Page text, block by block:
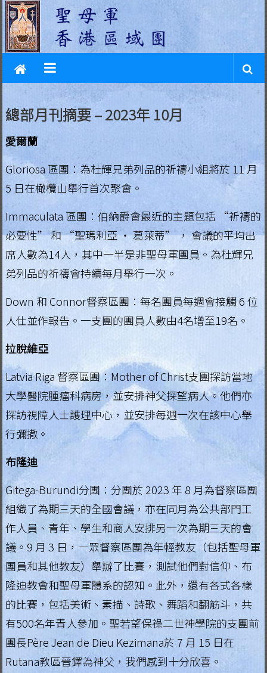
Skip
to
content
L
e
g
i
o
n
o
f
M
a
r
y
H
o
n
g
K
o
n
g
R
e
g
i
a
L
e
g
i
總部月刊摘要 – 2023年 10月
愛爾蘭
Gloriosa 區團：為杜輝兄弟列品的祈禱小組將於 11 月
5 日在橄欖山舉行首次聚會。
Immaculata 區團：伯納爵會最近的主題包括 “祈禱的
必要性” 和 “聖瑪利亞 ‧ 葛萊蒂” ， 會議的平均出
席人數為14人，其中一半是非聖母軍團員。為杜輝兄
弟列品的祈禱會持續每月舉行一次。
Down 和 Connor督察區團：每名團員每週會接觸 6 位
人仕並作報告。一支團的團員人數由4名增至19名。
拉脫維亞
Latvia Riga 督察區團：Mother of Christ支團探訪當地
大學醫院腫瘤科病房，並安排神父探望病人。他們亦
探訪視障人士護理中心，並安排每週一次在該中心舉
行彌撒。
布隆迪
Gitega-Burundi分團：分團於 2023 年 8 月為督察區團
組織了為期三天的全國會議，亦在同月為公共部門工
作人員、青年、學生和商人安排另一次為期三天的會
議。9 月 3 日，一眾督察區團為年輕教友（包括聖母軍
團員和其他教友）舉辦了比賽，測試他們對信仰、布
隆迪教會和聖母軍體系的認知。此外，還有各式各樣
的比賽，包括美術、素描、詩歌、舞蹈和翻筋斗，共
有500名年青人參加。聖若望保祿二世神學院的支團前
團長Père Jean de Dieu Kezimana於 7 月 15 日在
Rutana教區晉鐸為神父，我們感到十分欣喜。